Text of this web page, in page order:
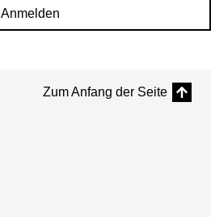
Anmelden
Zum Anfang der Seite